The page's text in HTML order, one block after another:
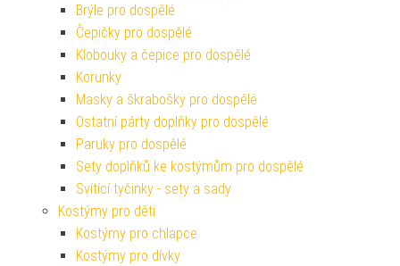
Brýle pro dospělé
Čepičky pro dospělé
Klobouky a čepice pro dospělé
Korunky
Masky a škrabošky pro dospělé
Ostatní párty doplňky pro dospělé
Paruky pro dospělé
Sety doplňků ke kostýmům pro dospělé
Svítící tyčinky - sety a sady
Kostýmy pro děti
Kostýmy pro chlapce
Kostýmy pro dívky